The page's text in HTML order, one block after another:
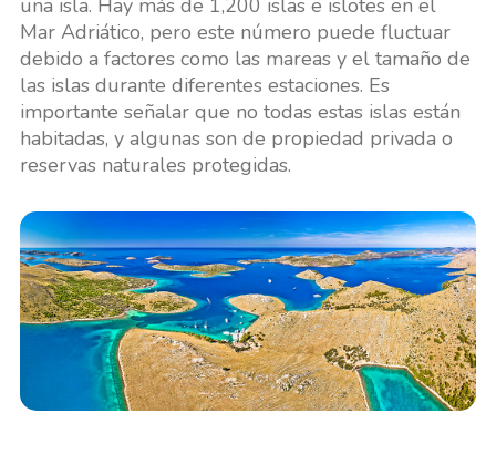
una isla. Hay más de 1,200 islas e islotes en el
Mar Adriático, pero este número puede fluctuar
debido a factores como las mareas y el tamaño de
las islas durante diferentes estaciones. Es
importante señalar que no todas estas islas están
habitadas, y algunas son de propiedad privada o
reservas naturales protegidas.